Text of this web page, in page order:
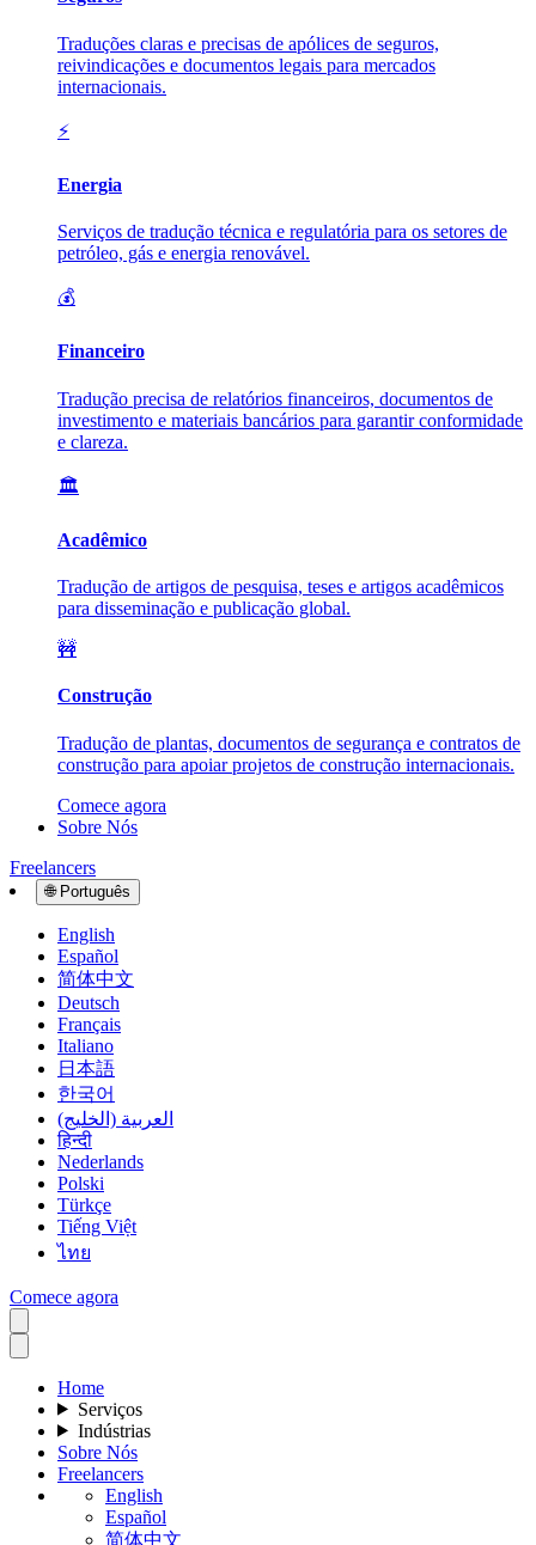
Traduções claras e precisas de apólices de seguros,
reivindicações e documentos legais para mercados
internacionais.
⚡
Energia
Serviços de tradução técnica e regulatória para os setores de
petróleo, gás e energia renovável.
💰
Financeiro
Tradução precisa de relatórios financeiros, documentos de
investimento e materiais bancários para garantir conformidade
e clareza.
🏛️
Acadêmico
Tradução de artigos de pesquisa, teses e artigos acadêmicos
para disseminação e publicação global.
🚧
Construção
Tradução de plantas, documentos de segurança e contratos de
construção para apoiar projetos de construção internacionais.
Comece agora
Sobre Nós
Freelancers
🌐 Português
English
Español
简体中文
Deutsch
Français
Italiano
日本語
한국어
العربية (الخليج)
हिन्दी
Nederlands
Polski
Türkçe
Tiếng Việt
ไทย
Comece agora
Home
Serviços
Indústrias
Sobre Nós
Freelancers
English
Español
简体中文